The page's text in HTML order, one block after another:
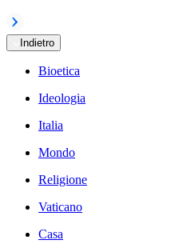
Indietro
Bioetica
Ideologia
Italia
Mondo
Religione
Vaticano
Casa